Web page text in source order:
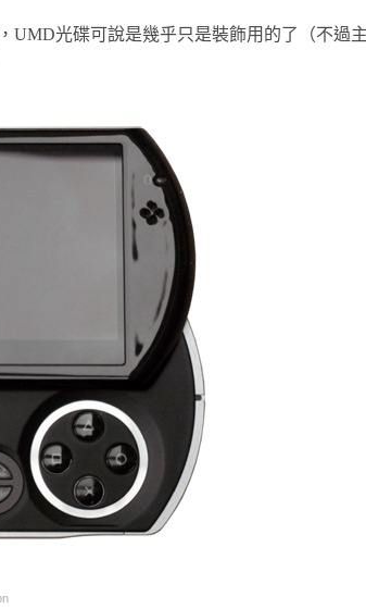
UMD光碟可說是幾乎只是裝飾用的了（不過